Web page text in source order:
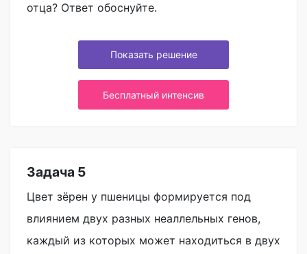
отца? Ответ обоснуйте.
Показать решение
Бесплатный интенсив
Задача 5
Цвет зёрен у пшеницы формируется под
влиянием двух разных неаллельных генов,
каждый из которых может находиться в двух